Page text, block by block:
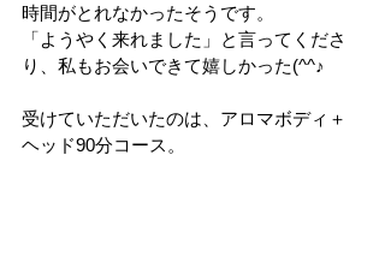
時間がとれなかったそうです。
「ようやく来れました」と言ってくださ
り、私もお会いできて嬉しかった(^^♪
受けていただいたのは、アロマボディ＋
ヘッド90分コース。